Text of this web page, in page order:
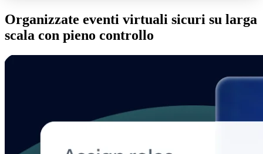
Organizzate eventi virtuali sicuri su larga
scala con pieno controllo